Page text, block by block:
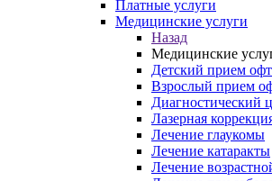
Платные услуги
Медицинские услуги
Назад
Медицинские
Детский прием
Взрослый прием
Диагностический
Лазерная
Лечение глаукомы
Лечение катаракты
Лечение